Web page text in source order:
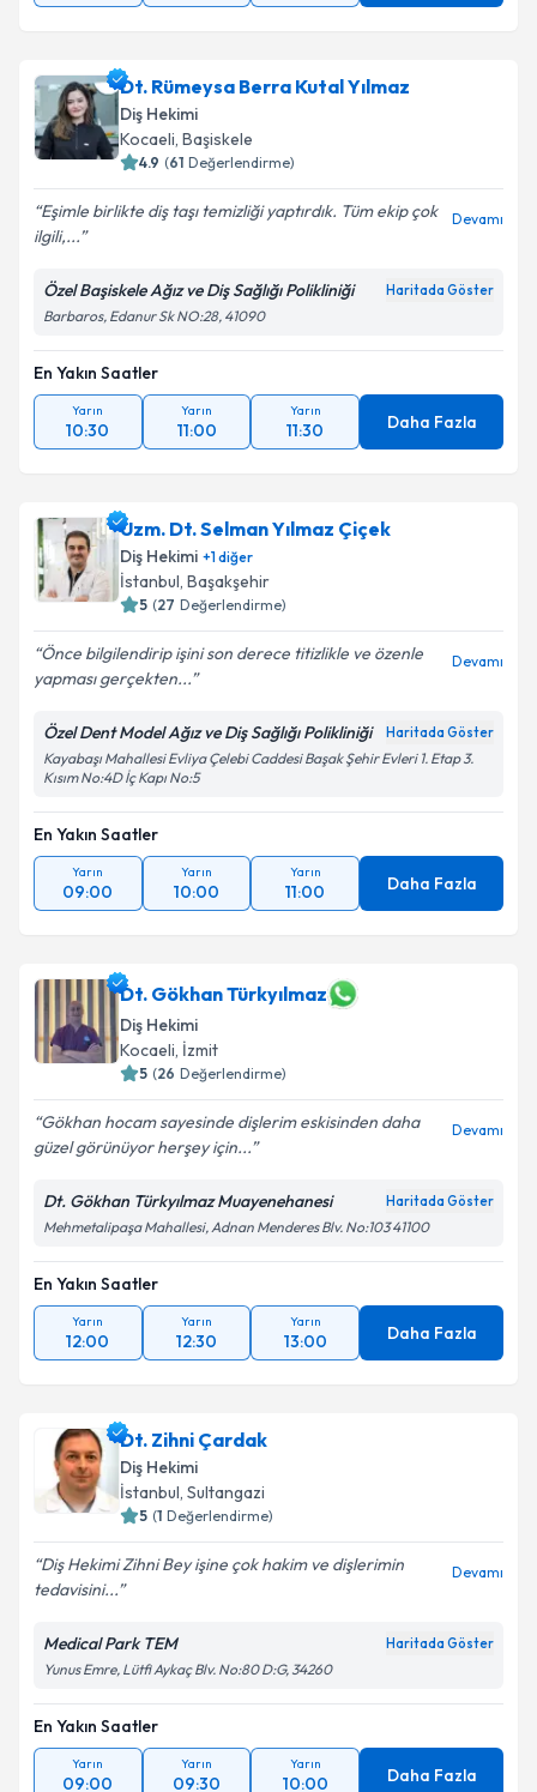
Dt. Rümeysa Berra Kutal Yılmaz
Diş Hekimi
Kocaeli, Başiskele
4.9 (61 Değerlendirme)
Eşimle birlikte diş taşı temizliği yaptırdık. Tüm ekip çok
ilgili,...
Devamı
Özel Başiskele Ağız ve Diş Sağlığı Polikliniği Haritada Göster
Barbaros, Edanur Sk NO:28, 41090
En Yakın Saatler
Yarın
10:30
Yarın
11:00
Yarın
11:30 Daha Fazla
Uzm. Dt. Selman Yılmaz Çiçek
Diş Hekimi +1diğer
İstanbul, Başakşehir
5 (27 Değerlendirme)
Önce bilgilendirip işini son derece titizlikle ve özenle
yapması gerçekten...
Devamı
Özel Dent Model Ağız ve Diş Sağlığı Polikliniği Haritada Göster
Kayabaşı Mahallesi Evliya Çelebi Caddesi Başak Şehir Evleri 1. Etap 3.
Kısım No:4D İç Kapı No:5
En Yakın Saatler
Yarın
09:00
Yarın
10:00
Yarın
11:00 Daha Fazla
Dt. Gökhan Türkyılmaz
Diş Hekimi
Kocaeli, İzmit
5 (26 Değerlendirme)
Gökhan hocam sayesinde dişlerim eskisinden daha
güzel görünüyor herşey için...
Devamı
Dt. Gökhan Türkyılmaz Muayenehanesi Haritada Göster
Mehmetalipaşa Mahallesi, Adnan Menderes Blv. No:103 41100
En Yakın Saatler
Yarın
12:00
Yarın
12:30
Yarın
13:00 Daha Fazla
Dt. Zihni Çardak
Diş Hekimi
İstanbul, Sultangazi
5 (1 Değerlendirme)
Diş Hekimi Zihni Bey işine çok hakim ve dişlerimin
tedavisini...
Devamı
Medical Park TEM Haritada Göster
Yunus Emre, Lütfi Aykaç Blv. No:80 D:G, 34260
En Yakın Saatler
Yarın
09:00
Yarın
09:30
Yarın
10:00 Daha Fazla